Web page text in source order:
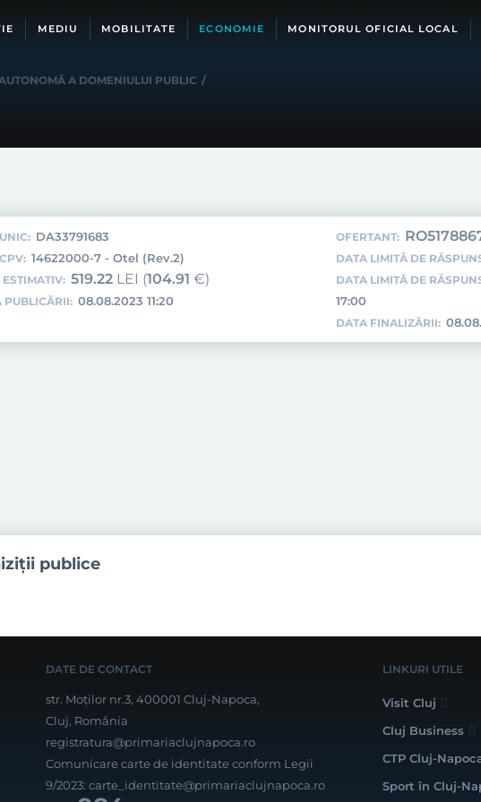
MEDIU MOBILITATE ECONOMIE MONITORUL OFICIAL LOCAL
A DOMENIULUI PUBLIC /
DA33791683
14622000-7 - Otel (Rev.2)
ESTIMATIV: 519.22LEI (104.91 €)
PUBLICĂRII: 08.08.2023 11:20
OFERTANT:
DATA LIMITĂ DE
DATA LIMITĂ DE
17:00
DATA FINALIZĂRII:
publice
DATE DE CONTACT
str. Moților nr.3, 400001 Cluj-Napoca,
Cluj, România
registratura@primariaclujnapoca.ro
Comunicare carte de identitate conform Legii
9/2023: carte_identitate@primariaclujnapoca.ro
LINKURI UTILE
Visit Cluj
Cluj Business
CTP Cluj-
Sport în Cluj-